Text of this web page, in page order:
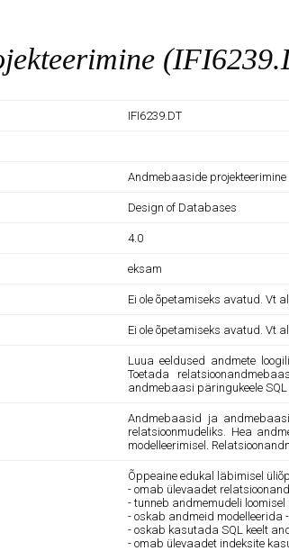
IFI6239.DT
Andmebaaside projekteerimine
Design of Databases
4.0
eksam
Ei ole õpetamiseks avatud. Vt
Ei ole õpetamiseks avatud. Vt
Luua eeldused andmete
Toetada
andmebaasi päringukeele
Andmebaasid ja
relatsioonmudeliks. Hea
modelleerimisel.
Õppeaine edukal läbimisel
- omab ülevaadet
- tunneb andmemudeli
- oskab andmeid modelleerida
- oskab kasutada SQL keelt
- omab ülevaadet indeksite